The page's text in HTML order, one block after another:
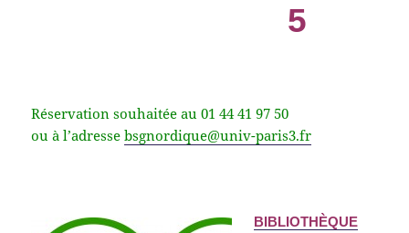
5
Réservation souhaitée au 01 44 41 97 50
ou à l’adressebsgnordique@univ-paris3.fr
BIBLIOTHÈQUE